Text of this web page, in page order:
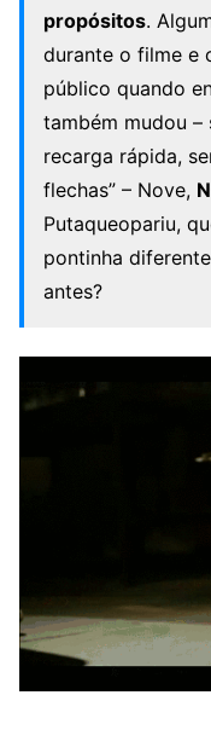
propósitos.
durante o filme e
público quando
também mudou –
recarga rápida,
flechas” – Nove,
Putaqueopariu,
pontinha
antes?